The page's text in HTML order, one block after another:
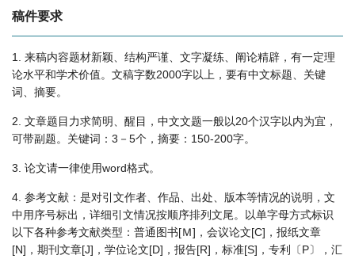
稿件要求
1. 来稿内容题材新颖、结构严谨、文字凝练、阐论精辟，有一定理
论水平和学术价值。文稿字数2000字以上，要有中文标题、关键
词、摘要。
2. 文章题目力求简明、醒目，中文文题一般以20个汉字以内为宜，
可带副题。关键词：3－5个，摘要：150-200字。
3. 论文请一律使用word格式。
4. 参考文献：是对引文作者、作品、出处、版本等情况的说明，文
中用序号标出，详细引文情况按顺序排列文尾。以单字母方式标识
以下各种参考文献类型：普通图书[Ｍ]，会议论文[C]，报纸文章
[N]，期刊文章[J]，学位论文[D]，报告[R]，标准[S]，专利〔P〕，汇